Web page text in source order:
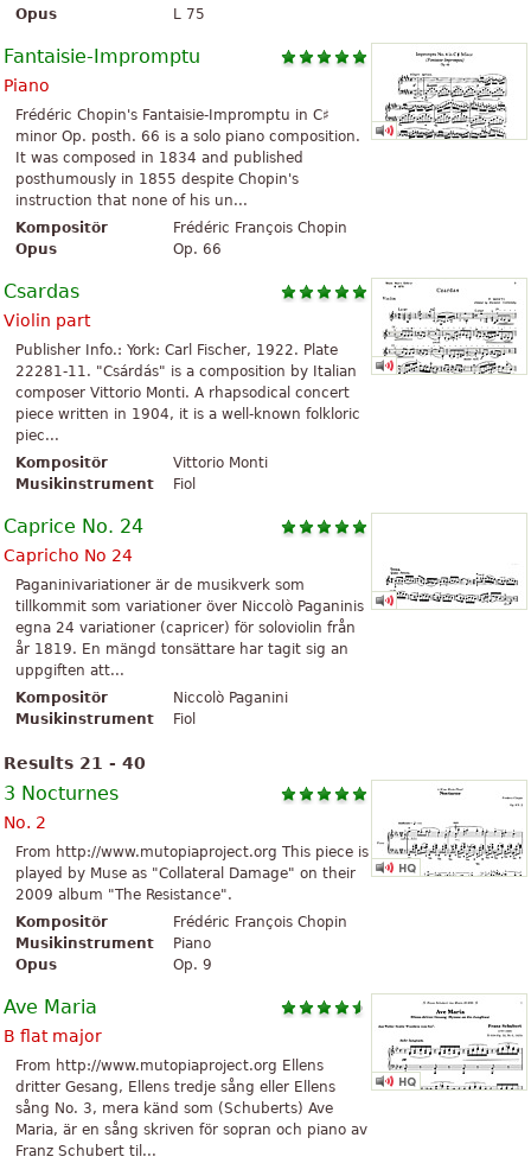
Opus
L 75
Fantaisie-Impromptu
Piano
Frédéric Chopin's Fantaisie-Impromptu in C♯
minor Op. posth. 66 is a solo piano composition.
It was composed in 1834 and published
posthumously in 1855 despite Chopin's
instruction that none of his un...
Kompositör
Frédéric François Chopin
Opus
Op. 66
Csardas
Violin part
Publisher Info.: York: Carl Fischer, 1922. Plate
22281-11. "Csárdás" is a composition by Italian
composer Vittorio Monti. A rhapsodical concert
piece written in 1904, it is a well-known folkloric
piec...
Kompositör
Vittorio Monti
Musikinstrument
Fiol
Caprice No. 24
Capricho No 24
Paganinivariationer är de musikverk som
tillkommit som variationer över Niccolò Paganinis
egna 24 variationer (capricer) för soloviolin från
år 1819. En mängd tonsättare har tagit sig an
uppgiften att...
Kompositör
Niccolò Paganini
Musikinstrument
Fiol
Results 21 - 40
3 Nocturnes
No. 2
From http://www.mutopiaproject.org This piece is
played by Muse as "Collateral Damage" on their
2009 album "The Resistance".
Kompositör
Frédéric François Chopin
Musikinstrument
Piano
Opus
Op. 9
Ave Maria
B flat major
From http://www.mutopiaproject.org Ellens
dritter Gesang, Ellens tredje sång eller Ellens
sång No. 3, mera känd som (Schuberts) Ave
Maria, är en sång skriven för sopran och piano av
Franz Schubert til...